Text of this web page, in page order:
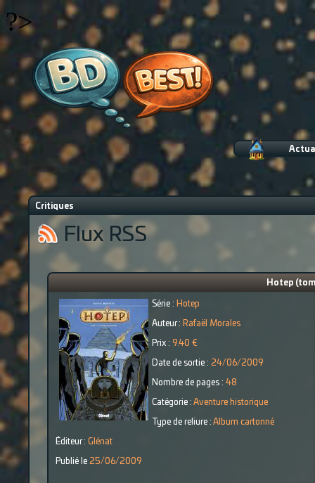
?>
Critiques
Flux RSS
Hotep
Série : Hotep
Auteur : Rafaël Morales
Prix : 9.40 €
Date de sortie : 24/06/2009
Nombre de pages : 48
Catégorie : Aventure historique
Type de reliure : Album cartonné
Éditeur : Glénat
Publié le 25/06/2009